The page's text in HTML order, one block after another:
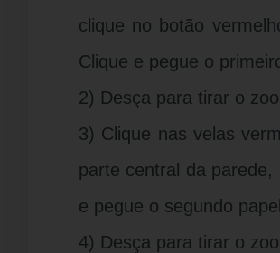
clique no botão
Clique e pegue o
2) Desça para tirar o
3) Clique nas velas
parte central da
e pegue o segundo
4) Desça para tirar o